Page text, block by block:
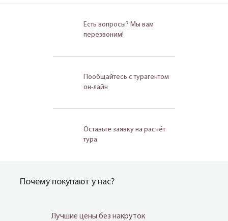
Есть вопросы? Мы вам
перезвоним!
Пообщайтесь с турагентом
он-лайн
Оставьте заявку на расчёт
тура
Почему покупают у нас?
Лучшие цены без накруток